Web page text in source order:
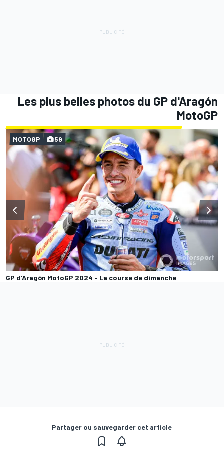
Les plus belles photos du GP d'Aragón
MotoGP
GP d'Aragón MotoGP 2024 - La course de dimanche
MOTOGP 59
Partager ou sauvegarder cet article